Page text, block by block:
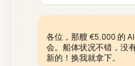
各位，那艘 €5,000 的
会。船体状况不错，没
新的！换我就拿下。